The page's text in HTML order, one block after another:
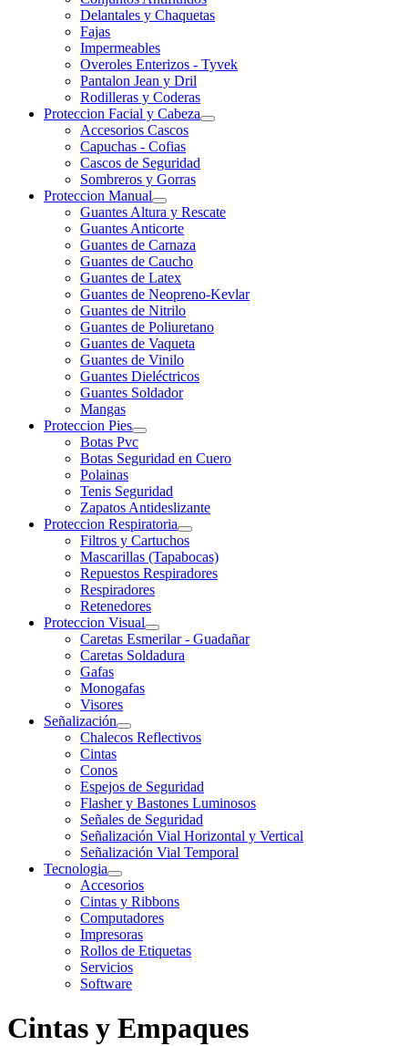
Delantales y Chaquetas
Fajas
Impermeables
Overoles Enterizos - Tyvek
Pantalon Jean y Dril
Rodilleras y Coderas
Proteccion Facial y Cabeza
Accesorios Cascos
Capuchas - Cofias
Cascos de Seguridad
Sombreros y Gorras
Proteccion Manual
Guantes Altura y Rescate
Guantes Anticorte
Guantes de Carnaza
Guantes de Caucho
Guantes de Latex
Guantes de Neopreno-Kevlar
Guantes de Nitrilo
Guantes de Poliuretano
Guantes de Vaqueta
Guantes de Vinilo
Guantes Dieléctricos
Guantes Soldador
Mangas
Proteccion Pies
Botas Pvc
Botas Seguridad en Cuero
Polainas
Tenis Seguridad
Zapatos Antideslizante
Proteccion Respiratoria
Filtros y Cartuchos
Mascarillas (Tapabocas)
Repuestos Respiradores
Respiradores
Retenedores
Proteccion Visual
Caretas Esmerilar - Guadañar
Caretas Soldadura
Gafas
Monogafas
Visores
Señalización
Chalecos Reflectivos
Cintas
Conos
Espejos de Seguridad
Flasher y Bastones Luminosos
Señales de Seguridad
Señalización Vial Horizontal y Vertical
Señalización Vial Temporal
Tecnologia
Accesorios
Cintas y Ribbons
Computadores
Impresoras
Rollos de Etiquetas
Servicios
Software
Cintas y Empaques